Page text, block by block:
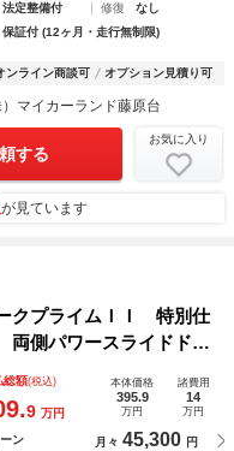
法定整備付 修復
なし
保証付 (12ヶ月・走行無制限)
ンライン商談可 オプション見積り可
マイカーランド藤原台
する
お気に入り
が見ています
クプライムＩＩ 特別仕
側パワースライドド
ビＴＶ バックカメラ
ングサポートブレー
総額(税込)
9 万円
本体価格
395.9
万円
諸費用
14
万円
ン 月々 45,300 円